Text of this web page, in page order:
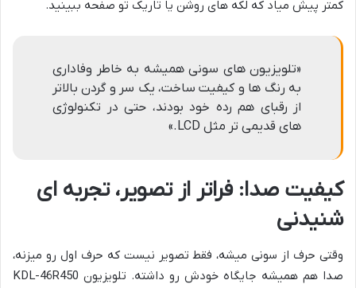
کمتر پیش میاد که لکه های روشن یا تاریک تو صفحه ببینید.
«تلویزیون های سونی همیشه به خاطر وفاداری
به رنگ ها و کیفیت ساخت، یک سر و گردن بالاتر
از رقبای هم رده خود بودند، حتی در تکنولوژی
های قدیمی تر مثل LCD.»
کیفیت صدا: فراتر از تصویر، تجربه ای
شنیدنی
وقتی حرف از سونی میشه، فقط تصویر نیست که حرف اول رو میزنه،
صدا هم همیشه جایگاه خودش رو داشته. تلویزیون KDL-46R450